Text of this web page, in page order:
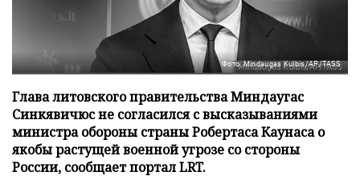
Фото: Mindaugas Kulbis/AP/TASS
Глава литовского правительства Миндаугас
Синкявичюс не согласился с высказываниями
министра обороны страны Робертаса Каунаса о
якобы растущей военной угрозе со стороны
России, сообщает портал LRT.